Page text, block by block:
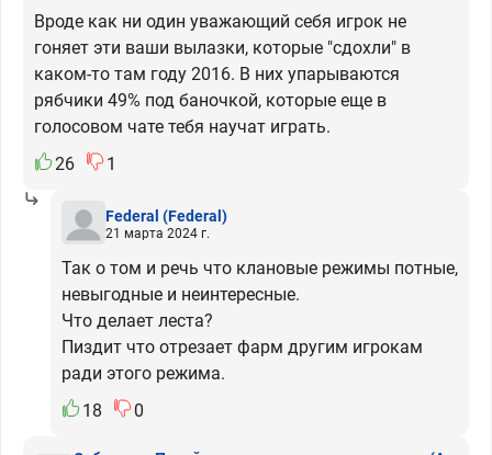
Вроде как ни один уважающий себя игрок не
гоняет эти ваши вылазки, которые "сдохли" в
каком-то там году 2016. В них упарываются
рябчики 49% под баночкой, которые еще в
голосовом чате тебя научат играть.
26
1
Federal (Federal)
21 марта 2024 г.
Так о том и речь что клановые режимы потные,
невыгодные и неинтересные.
Что делает леста?
Пиздит что отрезает фарм другим игрокам
ради этого режима.
18
0